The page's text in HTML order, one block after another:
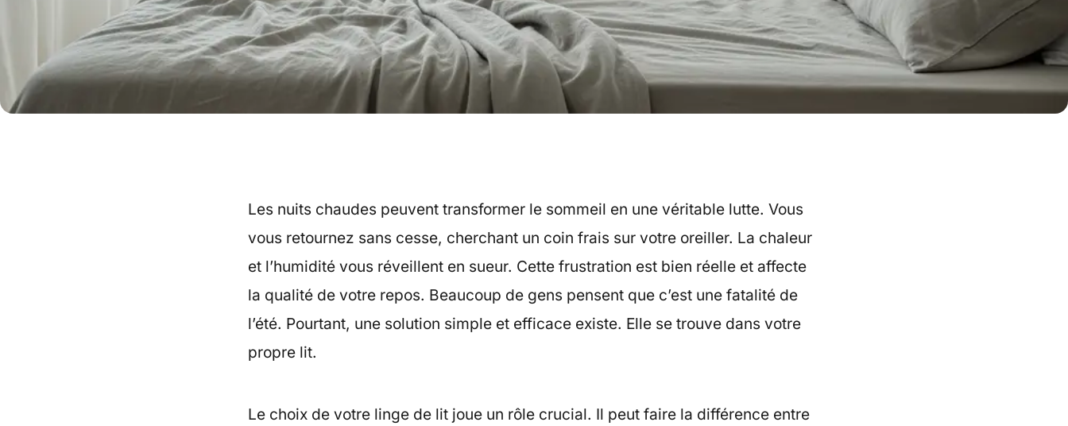
Les nuits chaudes peuvent transformer le sommeil en une véritable lutte. Vous
vous retournez sans cesse, cherchant un coin frais sur votre oreiller. La chaleur
et l’humidité vous réveillent en sueur. Cette frustration est bien réelle et affecte
la qualité de votre repos. Beaucoup de gens pensent que c’est une fatalité de
l’été. Pourtant, une solution simple et efficace existe. Elle se trouve dans votre
propre lit.
Le choix de votre linge de lit joue un rôle crucial. Il peut faire la différence entre